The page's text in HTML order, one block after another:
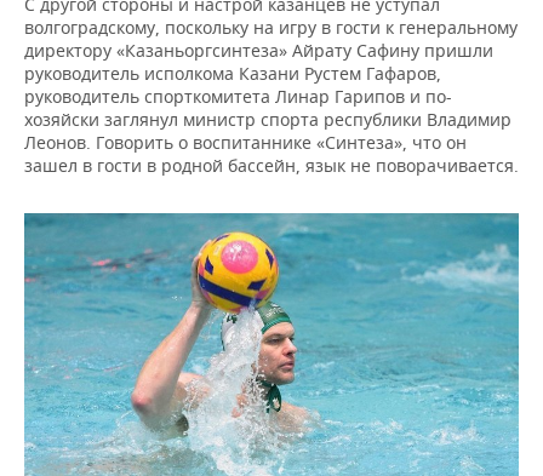
волгоградскому, поскольку на игру в гости к генеральному
директору «Казаньоргсинтеза» Айрату Сафину пришли
руководитель исполкома Казани Рустем Гафаров,
руководитель спорткомитета Линар Гарипов и по-
хозяйски заглянул министр спорта республики Владимир
Леонов. Говорить о воспитаннике «Синтеза», что он
зашел в гости в родной бассейн, язык не поворачивается.